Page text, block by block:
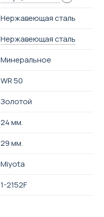
Нержавеющая сталь
Нержавеющая сталь
Минеральное
WR 50
Золотой
24 мм.
29 мм.
Miyota
1-2152F